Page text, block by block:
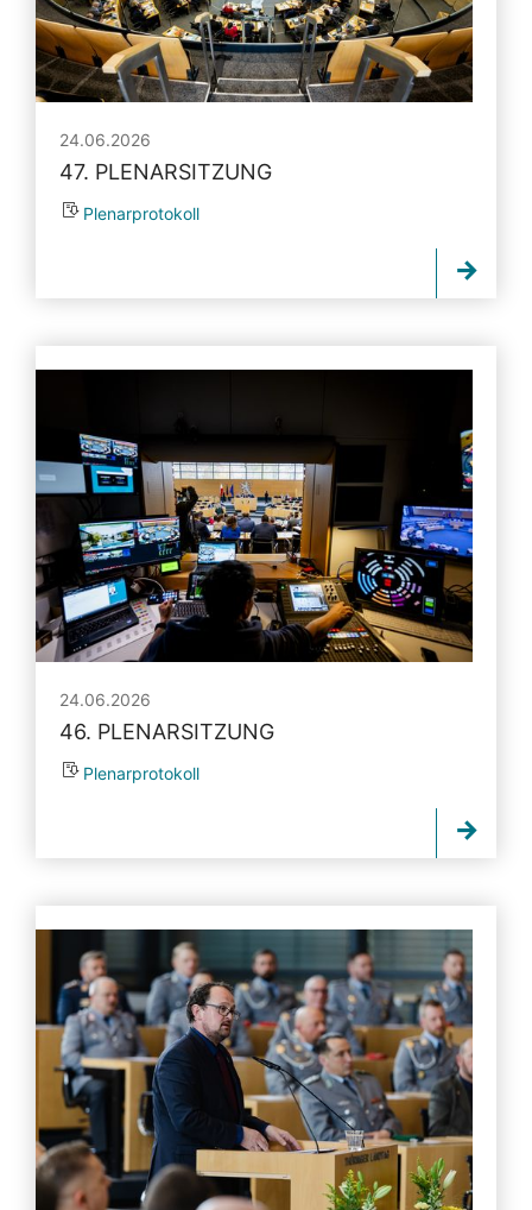
24.06.2026
47. PLENARSITZUNG
Plenarprotokoll
24.06.2026
46. PLENARSITZUNG
Plenarprotokoll